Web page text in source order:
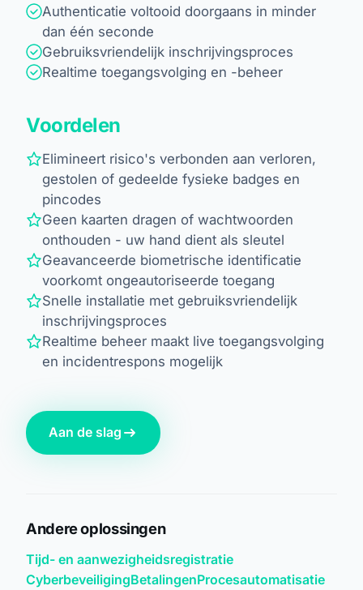
Authenticatie voltooid doorgaans in minder
dan één seconde
Gebruiksvriendelijk inschrijvingsproces
Realtime toegangsvolging en -beheer
Voordelen
Elimineert risico's verbonden aan verloren,
gestolen of gedeelde fysieke badges en
pincodes
Geen kaarten dragen of wachtwoorden
onthouden - uw hand dient als sleutel
Geavanceerde biometrische identificatie
voorkomt ongeautoriseerde toegang
Snelle installatie met gebruiksvriendelijk
inschrijvingsproces
Realtime beheer maakt live toegangsvolging
en incidentrespons mogelijk
Aan de slag
Andere oplossingen
Tijd- en aanwezigheidsregistratie
CyberbeveiligingBetalingenProcesautomatisatie